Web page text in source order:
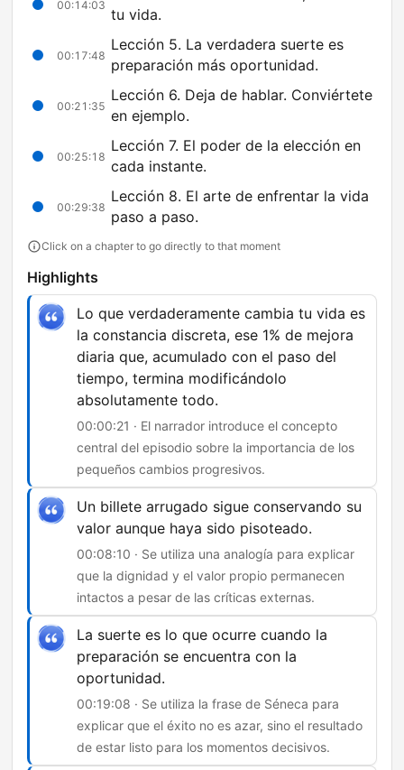
00:14:03
tu vida.
00:17:48
Lección 5. La verdadera suerte es
preparación más oportunidad.
00:21:35
Lección 6. Deja de hablar. Conviértete
en ejemplo.
00:25:18
Lección 7. El poder de la elección en
cada instante.
00:29:38
Lección 8. El arte de enfrentar la vida
paso a paso.
Click on a chapter to go directly to that moment
Highlights
Lo que verdaderamente cambia tu vida es
la constancia discreta, ese 1% de mejora
diaria que, acumulado con el paso del
tiempo, termina modificándolo
absolutamente todo.
00:00:21 · El narrador introduce el concepto
central del episodio sobre la importancia de los
pequeños cambios progresivos.
Un billete arrugado sigue conservando su
valor aunque haya sido pisoteado.
00:08:10 · Se utiliza una analogía para explicar
que la dignidad y el valor propio permanecen
intactos a pesar de las críticas externas.
La suerte es lo que ocurre cuando la
preparación se encuentra con la
oportunidad.
00:19:08 · Se utiliza la frase de Séneca para
explicar que el éxito no es azar, sino el resultado
de estar listo para los momentos decisivos.